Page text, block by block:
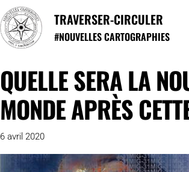
TRAVERSER-CIRCULER
#NOUVELLES CARTOGRAPHIES
QUELLE SERA LA
MONDE APRÈS
6 avril 2020